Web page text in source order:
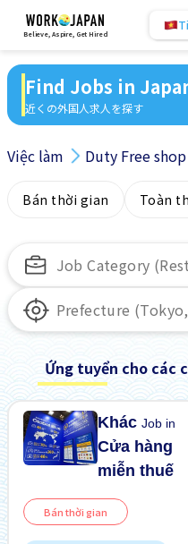
Believe, Aspire, Get Hired
Find Jobs in
近くの外国人求人を探す
Việc làm Duty Free shop
Bán thời gian Toàn
Ứng tuyển cho các
KhácJob in
Cửa hàng
miễn thuế
Bán thời gian